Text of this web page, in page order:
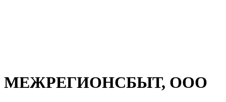
МЕЖРЕГИОНСБЫТ, ООО